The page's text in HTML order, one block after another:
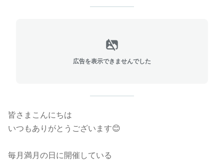
広告を表示できませんでした
皆さまこんにちは
いつもありがとうございます😊
毎月満月の日に開催している